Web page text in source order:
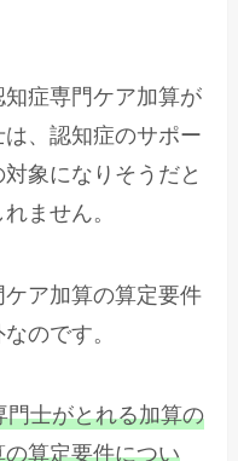
症専門ケア加算が
、認知症のサポー
象になりそうだと
ません。
ア加算の算定要件
のです。
門士がとれる加算の
算定要件につい